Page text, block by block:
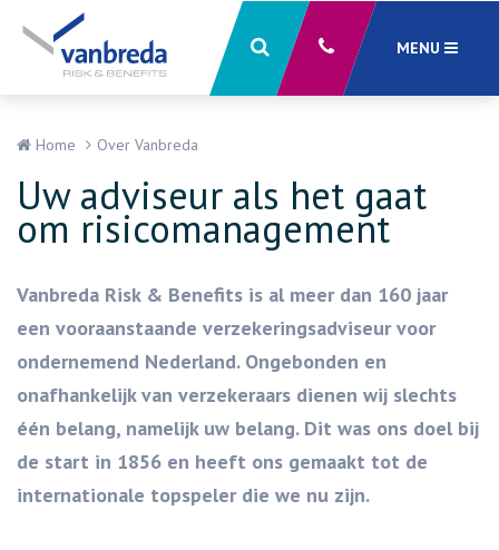
MENU
Home Over Vanbreda
Uw adviseur als het gaat
om risicomanagement
Vanbreda Risk & Benefits is al meer dan 160 jaar
een vooraanstaande verzekeringsadviseur voor
ondernemend Nederland. Ongebonden en
onafhankelijk van verzekeraars dienen wij slechts
één belang, namelijk uw belang. Dit was ons doel bij
de start in 1856 en heeft ons gemaakt tot de
internationale topspeler die we nu zijn.